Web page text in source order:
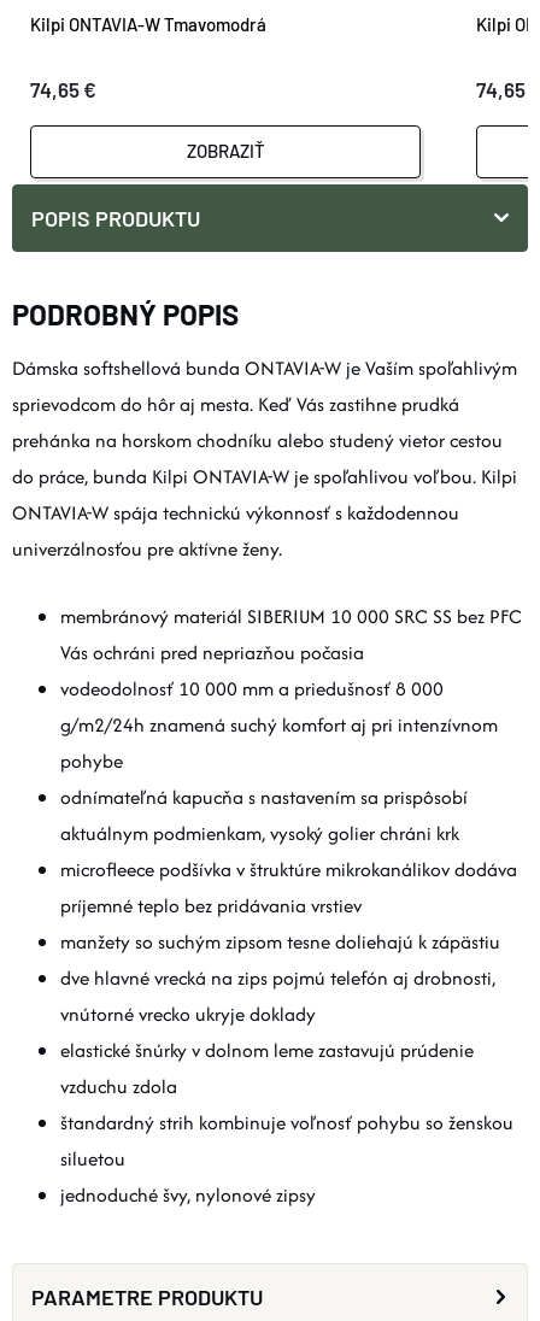
Kilpi ONTAVIA-W Tmavomodrá
74,65 €
ZOBRAZIŤ
Kilpi
74,65
POPIS PRODUKTU
PODROBNÝ POPIS
Dámska softshellová bunda ONTAVIA-W je Vaším spoľahlivým
sprievodcom do hôr aj mesta. Keď Vás zastihne prudká
prehánka na horskom chodníku alebo studený vietor cestou
do práce, bunda Kilpi ONTAVIA-W je spoľahlivou voľbou. Kilpi
ONTAVIA-W spája technickú výkonnosť s každodennou
univerzálnosťou pre aktívne ženy.
membránový materiál SIBERIUM 10 000 SRC SS bez PFC
Vás ochráni pred nepriazňou počasia
vodeodolnosť 10 000 mm a priedušnosť 8 000
g/m2/24h znamená suchý komfort aj pri intenzívnom
pohybe
odnímateľná kapucňa s nastavením sa prispôsobí
aktuálnym podmienkam, vysoký golier chráni krk
microfleece podšívka v štruktúre mikrokanálikov dodáva
príjemné teplo bez pridávania vrstiev
manžety so suchým zipsom tesne doliehajú k zápästiu
dve hlavné vrecká na zips pojmú telefón aj drobnosti,
vnútorné vrecko ukryje doklady
elastické šnúrky v dolnom leme zastavujú prúdenie
vzduchu zdola
štandardný strih kombinuje voľnosť pohybu so ženskou
siluetou
jednoduché švy, nylonové zipsy
PARAMETRE PRODUKTU